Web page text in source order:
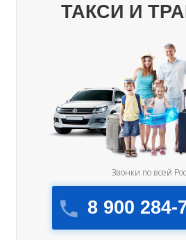
8 900 284-
Звонки по всей
ТАКСИ И